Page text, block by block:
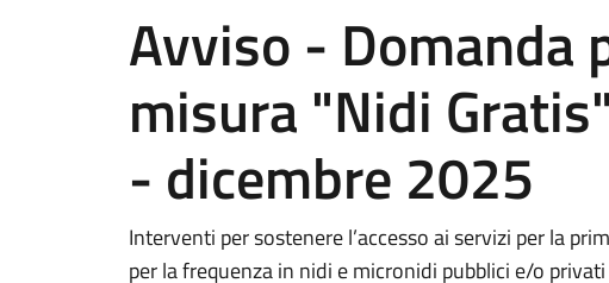
Avviso - Domanda
misura "Nidi
- dicembre 2025
Interventi per sostenere l’accesso ai servizi per la
per la frequenza in nidi e micronidi pubblici e/o